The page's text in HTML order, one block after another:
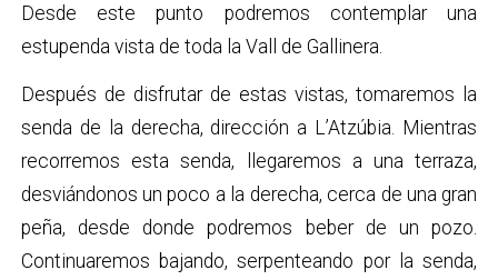
Desde este punto podremos contemplar una
estupenda vista de toda la Vall de Gallinera.
Después de disfrutar de estas vistas, tomaremos la
senda de la derecha, dirección a L’Atzúbia. Mientras
recorremos esta senda, llegaremos a una terraza,
desviándonos un poco a la derecha, cerca de una gran
peña, desde donde podremos beber de un pozo.
Continuaremos bajando, serpenteando por la senda,